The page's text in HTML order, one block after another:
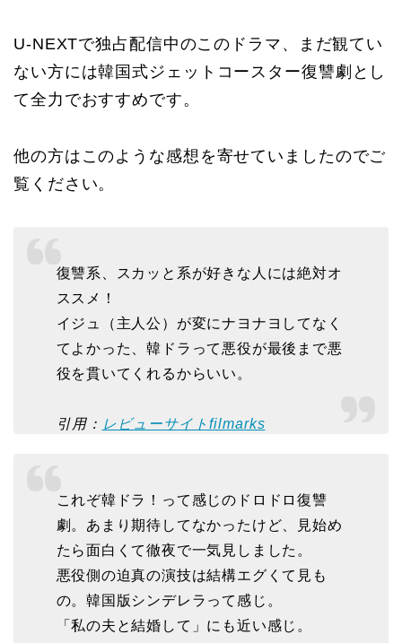
U-NEXTで独占配信中のこのドラマ、まだ観てい
ない方には韓国式ジェットコースター復讐劇とし
て全力でおすすめです。
他の方はこのような感想を寄せていましたのでご
覧ください。
復讐系、スカッと系が好きな人には絶対オ
ススメ！
イジュ（主人公）が変にナヨナヨしてなく
てよかった、韓ドラって悪役が最後まで悪
役を貫いてくれるからいい。
引用： レビューサイトfilmarks
これぞ韓ドラ！って感じのドロドロ復讐
劇。あまり期待してなかったけど、見始め
たら面白くて徹夜で一気見しました。
悪役側の迫真の演技は結構エグくて見も
の。韓国版シンデレラって感じ。
「私の夫と結婚して」にも近い感じ。